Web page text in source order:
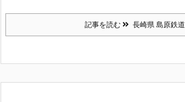
記事を読む 長崎県 島原鉄道